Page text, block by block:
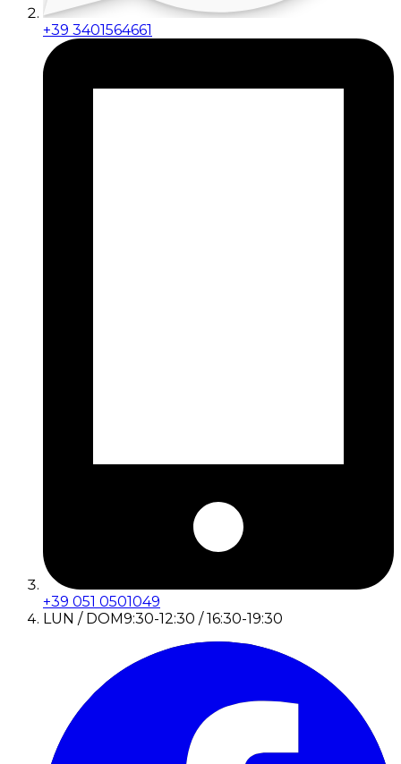
+39 3401564661
+39 051 0501049
LUN / DOM9:30-12:30 / 16:30-19:30